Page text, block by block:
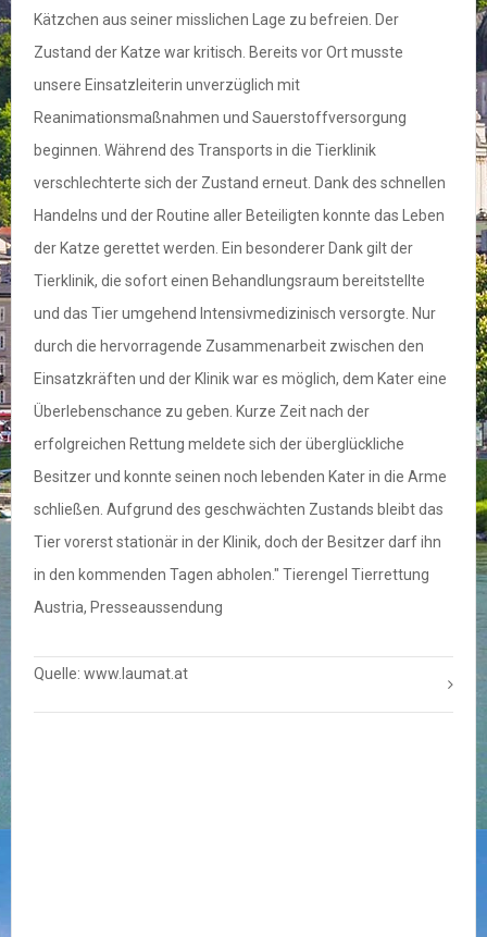
Kätzchen aus seiner misslichen Lage zu befreien. Der
Zustand der Katze war kritisch. Bereits vor Ort musste
unsere Einsatzleiterin unverzüglich mit
Reanimationsmaßnahmen und Sauerstoffversorgung
beginnen. Während des Transports in die Tierklinik
verschlechterte sich der Zustand erneut. Dank des schnellen
Handelns und der Routine aller Beteiligten konnte das Leben
der Katze gerettet werden. Ein besonderer Dank gilt der
Tierklinik, die sofort einen Behandlungsraum bereitstellte
und das Tier umgehend Intensivmedizinisch versorgte. Nur
durch die hervorragende Zusammenarbeit zwischen den
Einsatzkräften und der Klinik war es möglich, dem Kater eine
Überlebenschance zu geben. Kurze Zeit nach der
erfolgreichen Rettung meldete sich der überglückliche
Besitzer und konnte seinen noch lebenden Kater in die Arme
schließen. Aufgrund des geschwächten Zustands bleibt das
Tier vorerst stationär in der Klinik, doch der Besitzer darf ihn
in den kommenden Tagen abholen." Tierengel Tierrettung
Austria, Presseaussendung
Quelle: www.laumat.at